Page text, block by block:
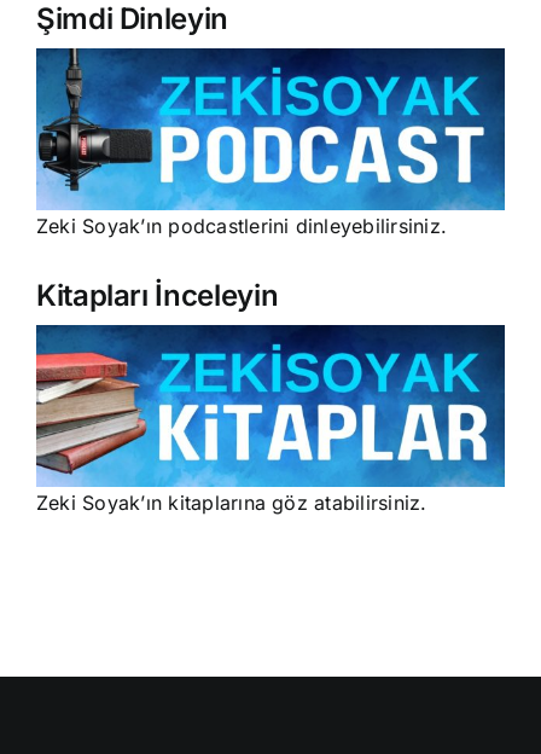
Şimdi Dinleyin
Zeki Soyak’ın podcastlerini dinleyebilirsiniz.
Kitapları İnceleyin
Zeki Soyak’ın kitaplarına göz atabilirsiniz.